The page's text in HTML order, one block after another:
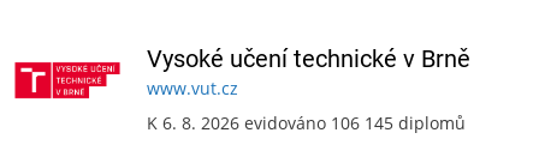
Vysoké učení technické v Brně
www.vut.cz
K 6. 8. 2026 evidováno 106 145 diplomů